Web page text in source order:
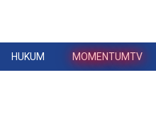
HUKUM MOMENTUMTV